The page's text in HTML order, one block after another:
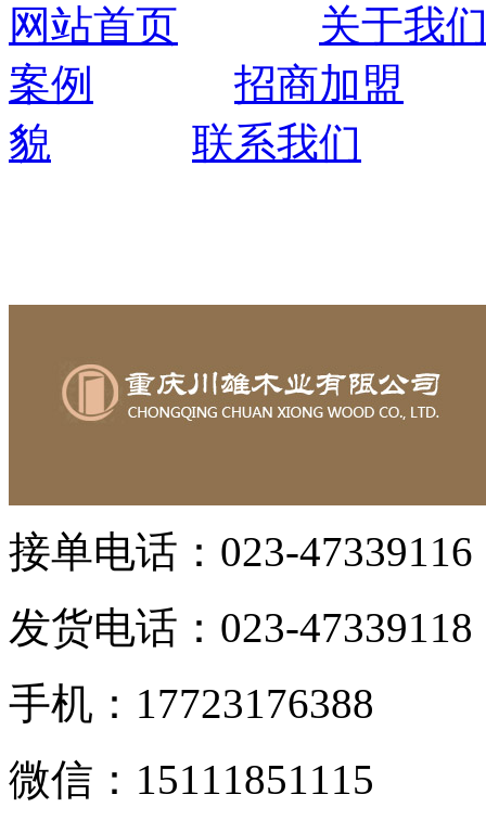
网站首页
关于我
案例
招商加盟
貌
联系我们
接单电话：023-
发货电话：023-
手机：17723176388
微信：15111851115